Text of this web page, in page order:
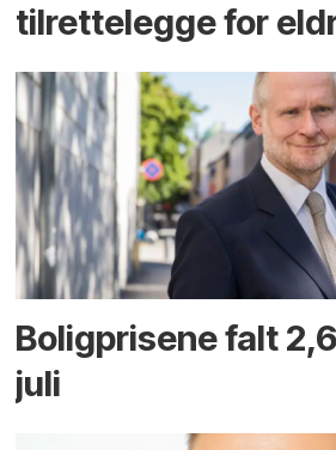
tilrettelegge for
Boligprisene falt
juli